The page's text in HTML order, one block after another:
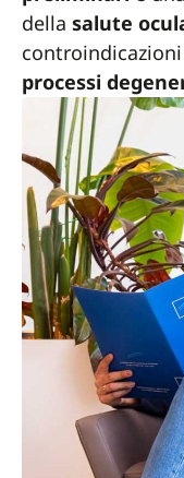
della salute
processi